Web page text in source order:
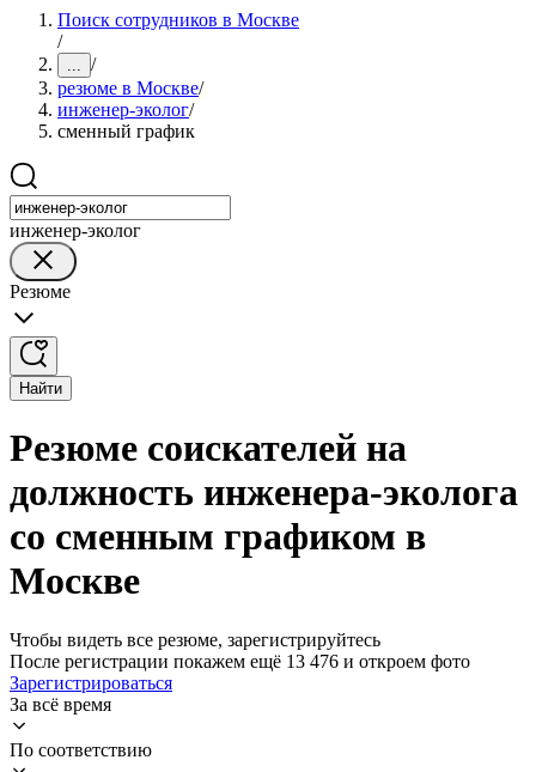
Поиск сотрудников в Москве
/
... /
резюме в Москве/
инженер-эколог/
сменный график
инженер-эколог
Резюме
Найти
Резюме соискателей на
должность инженера-эколога
со сменным графиком в
Москве
Чтобы видеть все резюме, зарегистрируйтесь
После регистрации покажем ещё 13 476 и откроем фото
Зарегистрироваться
За всё время
По соответствию